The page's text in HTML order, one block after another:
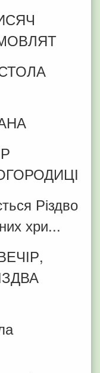
Різдво
хри...